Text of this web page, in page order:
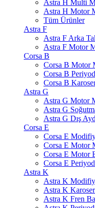
Astra H Multi
Astra H Motor
Tüm Ürünler
Astra F
Astra F Arka
Astra F Motor
Corsa B
Corsa B Motor
Corsa B
Corsa B
Astra G
Astra G Motor
Astra G
Astra G Dış
Corsa E
Corsa E
Corsa E Motor
Corsa E Motor
Corsa E
Astra K
Astra K
Astra K
Astra K Fren